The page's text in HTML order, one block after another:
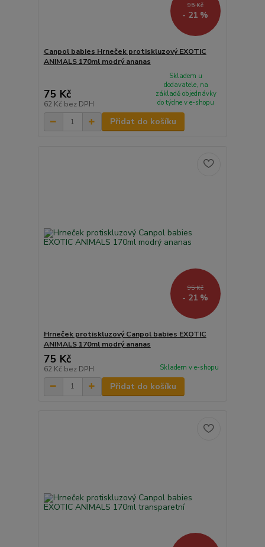
95 Kč
- 21 %
Canpol babies Hrneček protiskluzový EXOTIC
ANIMALS 170ml modrý ananas
75 Kč
62 Kč bez DPH
Skladem u
dodavatele, na
základě objednávky
do týdne v e-shopu
Přidat do košíku
95 Kč
- 21 %
Hrneček protiskluzový Canpol babies EXOTIC
ANIMALS 170ml modrý ananas
75 Kč
62 Kč bez DPH Skladem v e-shopu
Přidat do košíku